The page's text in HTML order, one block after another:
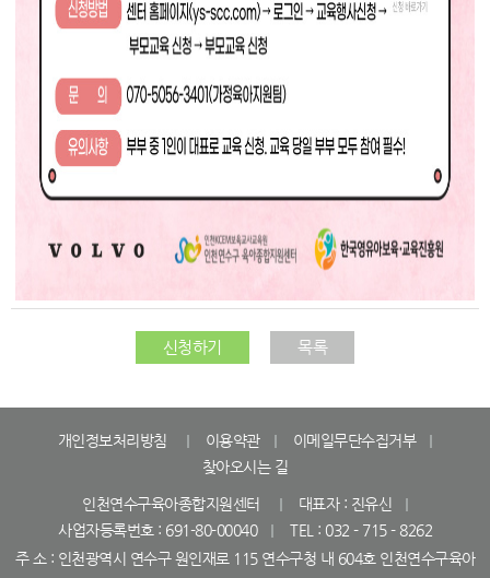
신청하기 목록
개인정보처리방침 이용약관
이메일무단수집거부
찾아오시는 길
인천연수구육아종합지원센터
대표자 : 진유신
사업자등록번호 : 691-80-00040
TEL : 032 - 715 - 8262
주 소 : 인천광역시 연수구 원인재로 115 연수구청 내 604호 인천연수구육아